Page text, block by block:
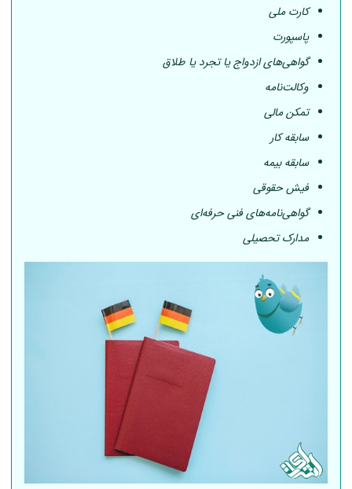
کارت ملی
پاسپورت
گواهی‌های ازدواج یا تجرد یا طلاق
وکالت‌نامه
تمکن مالی
سابقه کار
سابقه بیمه
فیش حقوقی
گواهی‌نامه‌های فنی حرفه‌ای
مدارک تحصیلی